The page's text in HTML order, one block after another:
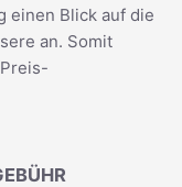
einen Blick auf die
an. Somit